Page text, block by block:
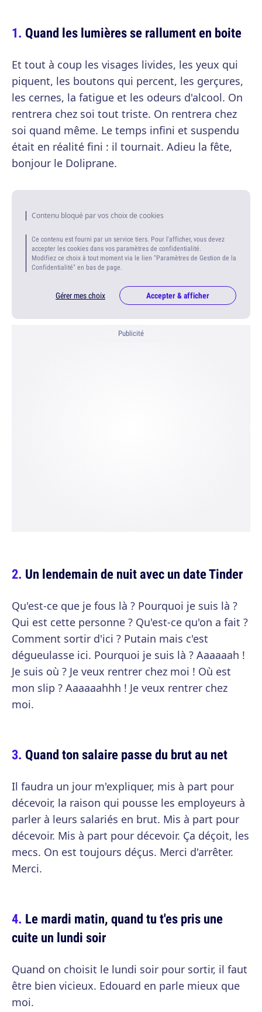
Quand les lumières se rallument en boite
Et tout à coup les visages livides, les yeux qui
piquent, les boutons qui percent, les gerçures,
les cernes, la fatigue et les odeurs d'alcool. On
rentrera chez soi tout triste. On rentrera chez
soi quand même. Le temps infini et suspendu
était en réalité fini : il tournait. Adieu la fête,
bonjour le Doliprane.
Contenu bloqué par vos choix de cookies
Ce contenu est fourni par un service tiers. Pour l'afficher, vous devez
accepter les cookies dans vos paramètres de confidentialité.
Modifiez ce choix à tout moment via le lien "Paramètres de Gestion de la
Confidentialité" en bas de page.
Gérer mes choix Accepter & afficher
Publicité
Un lendemain de nuit avec un date Tinder
Qu'est-ce que je fous là ? Pourquoi je suis là ?
Qui est cette personne ? Qu'est-ce qu'on a fait ?
Comment sortir d'ici ? Putain mais c'est
dégueulasse ici. Pourquoi je suis là ? Aaaaaah !
Je suis où ? Je veux rentrer chez moi ! Où est
mon slip ? Aaaaaahhh ! Je veux rentrer chez
moi.
Quand ton salaire passe du brut au net
Il faudra un jour m'expliquer, mis à part pour
décevoir, la raison qui pousse les employeurs à
parler à leurs salariés en brut. Mis à part pour
décevoir. Mis à part pour décevoir. Ça déçoit, les
mecs. On est toujours déçus. Merci d'arrêter.
Merci.
Le mardi matin, quand tu t'es pris une
cuite un lundi soir
Quand on choisit le lundi soir pour sortir, il faut
être bien vicieux. Edouard en parle mieux que
moi.